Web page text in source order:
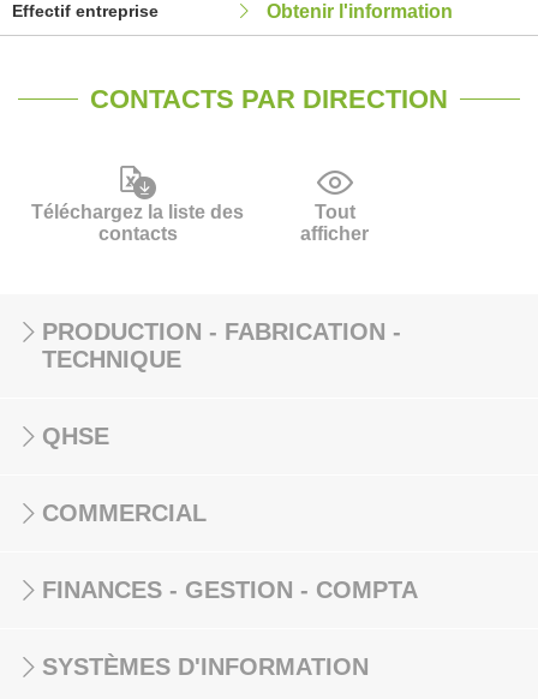
Effectif entreprise Obtenir l'information
CONTACTS PAR DIRECTION
Téléchargez la liste des
contacts
Tout
afficher
PRODUCTION - FABRICATION -
TECHNIQUE
QHSE
COMMERCIAL
FINANCES - GESTION - COMPTA
SYSTÈMES D'INFORMATION